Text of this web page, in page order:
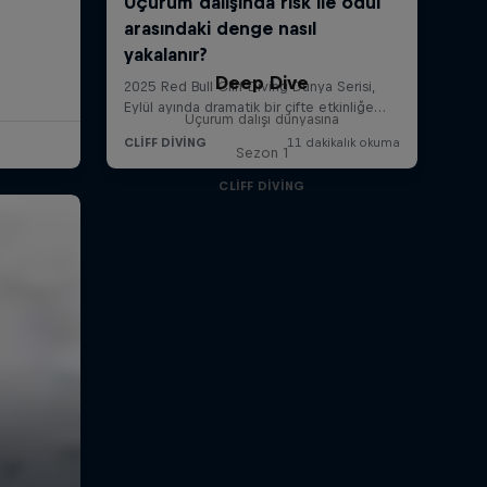
Deep Dive
Uçurum dalışı dünyasına
Sezon 1
CLIFF DIVING